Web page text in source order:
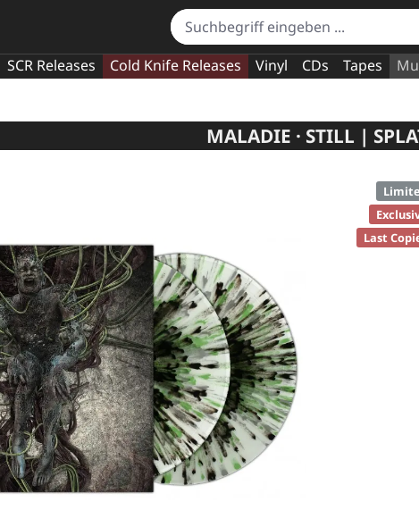
SCR Releases Cold Knife Releases Vinyl CDs Tapes
MALADIE · STILL |
Last